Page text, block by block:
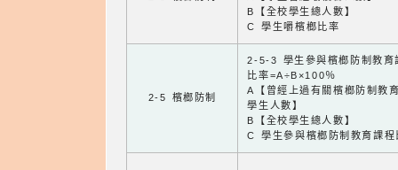
B【全校學生總人數】
C 學生嚼檳榔比率
2-5 檳榔防制
2-5-3 學生參與檳榔防制教育
比率=A÷B×100％
A【曾經上過有關檳榔防制教
學生人數】
B【全校學生總人數】
C 學生參與檳榔防制教育課程